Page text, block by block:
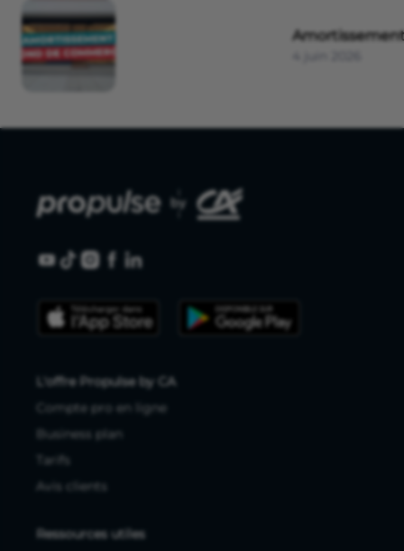
L'offre Propulse by CA
Compte pro en ligne
Business plan
Tarifs
Avis clients
Ressources utiles